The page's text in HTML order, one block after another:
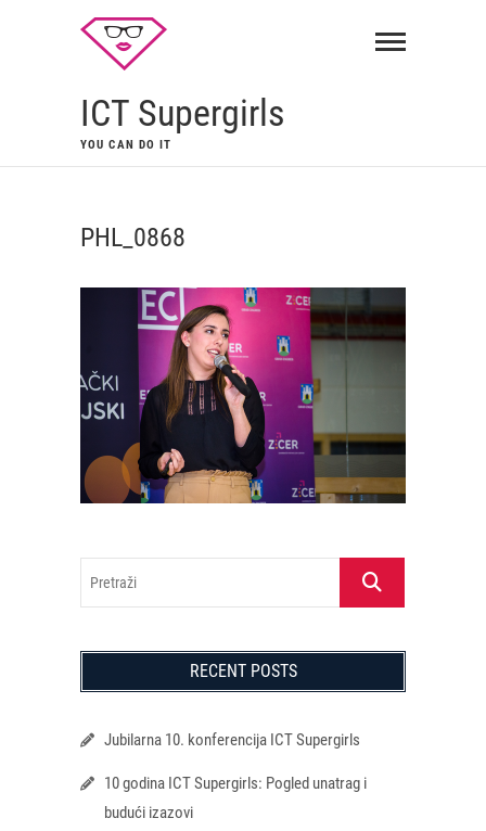
ICT Supergirls
YOU CAN DO IT
PHL_0868
Pretraži
RECENT POSTS
Jubilarna 10. konferencija ICT Supergirls
10 godina ICT Supergirls: Pogled unatrag i
budući izazovi